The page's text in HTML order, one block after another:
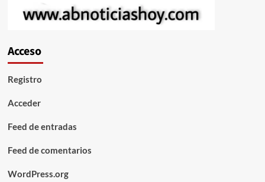
Acceso
Registro
Acceder
Feed de entradas
Feed de comentarios
WordPress.org